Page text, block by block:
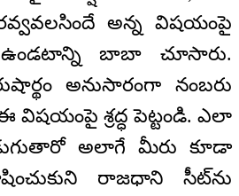
అన్న విషయంపై
బాబా చూసారు.
అనుసారంగా నంబరు
విషయంపై శ్రద్ధ పెట్టండి. ఎలా
అలాగే మీరు కూడా
రాజధాని సీట్‌ను